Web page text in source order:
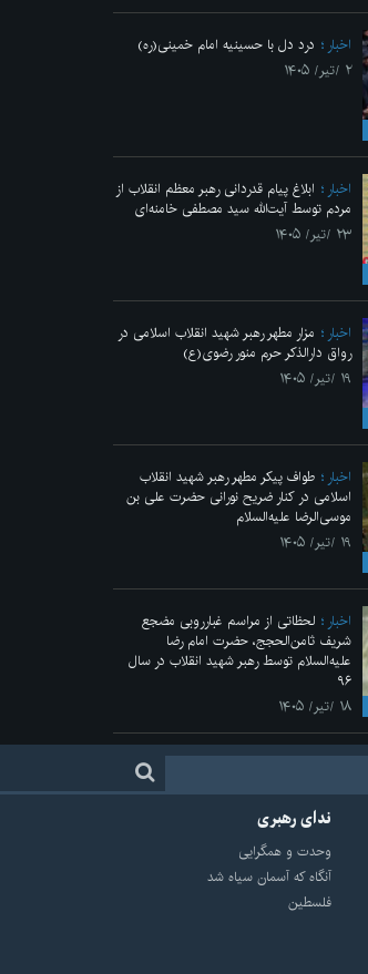
اخبار
درد دل با حسینیه امام خمینی(ره)
۲ /تیر/ ۱۴۰۵
اخبار
ابلاغ پیام قدردانی رهبر معظم انقلاب از
مردم توسط آیت‌الله سید مصطفی خامنه‌ای
۲۳ /تیر/ ۱۴۰۵
اخبار
مزار مطهر رهبر شهید انقلاب اسلامی در
رواق دارالذکر حرم منور رضوی(ع)
۱۹ /تیر/ ۱۴۰۵
اخبار
طواف پیکر مطهر رهبر شهید انقلاب
اسلامی در کنار ضریح نورانی حضرت علی‌ بن
موسی‌الرضا علیه‌السلام
۱۹ /تیر/ ۱۴۰۵
اخبار
لحظاتی از مراسم غبارروبی مضجع
شریف ثامن‌الحجج، حضرت امام رضا
علیه‌السلام توسط رهبر شهید انقلاب در سال
۹۶
۱۸ /تیر/ ۱۴۰۵
ندای رهبری
وحدت و همگرایی
آنگاه که آسمان سیاه شد
فلسطین